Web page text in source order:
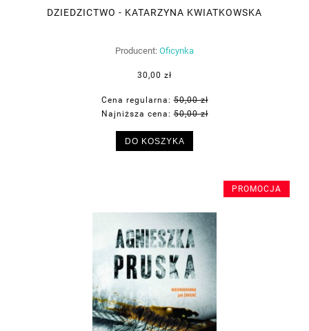
DZIEDZICTWO - KATARZYNA KWIATKOWSKA
Producent: Oficynka
30,00 zł
Cena regularna:50,00 zł
Najniższa cena:50,00 zł
DO KOSZYKA
PROMOCJA